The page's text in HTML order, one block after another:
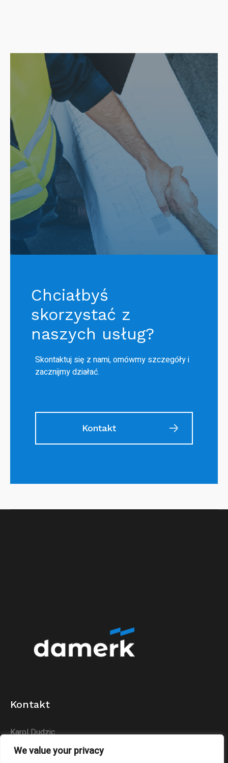
We value your privacy
Chciałbyś
skorzystać z
naszych usług?
Skontaktuj się z nami, omówmy szczegóły i
zacznijmy działać.
Kontakt
Kontakt
Karol Dudzic
Huta Podłysica 24B
26-004 Bieliny